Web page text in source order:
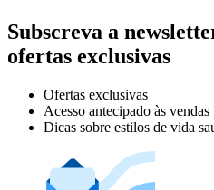
Subscreva a
ofertas exclusivas
Ofertas exclusivas
Acesso antecipado às vendas
Dicas sobre estilos de vida